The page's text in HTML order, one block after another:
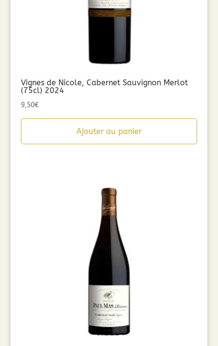
Vignes de Nicole, Cabernet Sauvignon Merlot
(75cl) 2024
9,50€
Ajouter au panier